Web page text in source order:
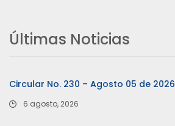
Últimas Noticias
Circular No. 230 – Agosto 05 de 2026
6 agosto, 2026